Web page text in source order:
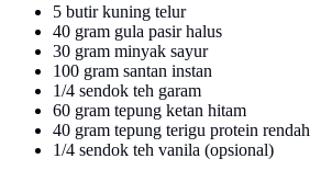
5 butir kuning telur
40 gram gula pasir halus
30 gram minyak sayur
100 gram santan instan
1/4 sendok teh garam
60 gram tepung ketan hitam
40 gram tepung terigu protein rendah
1/4 sendok teh vanila (opsional)